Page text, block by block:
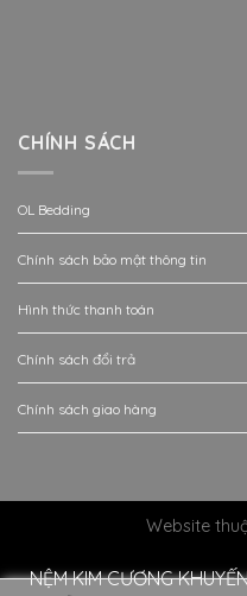
CHÍNH SÁCH
OL Bedding
Chính sách bảo mật thông tin
Hình thức thanh toán
Chính sách đổi trả
Chính sách giao hàng
Website
NỆM KIM CƯƠNG